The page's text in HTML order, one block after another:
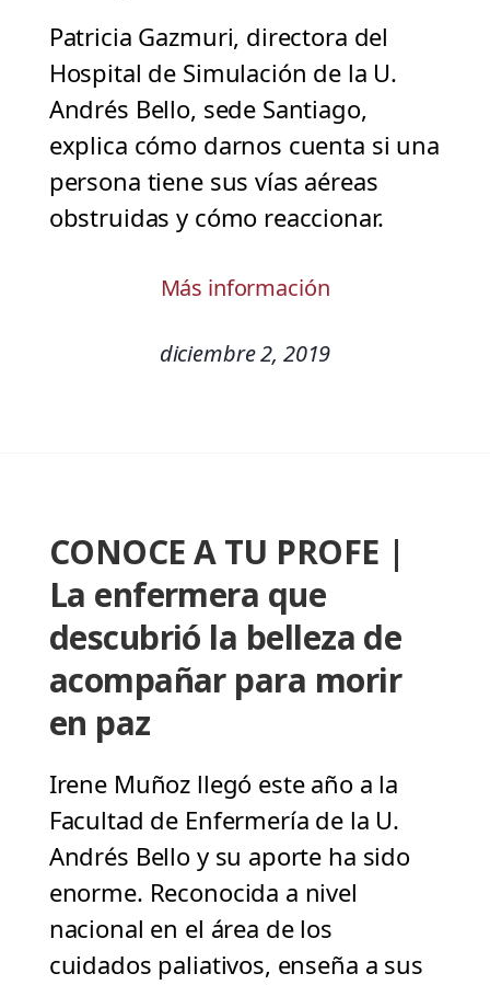
Patricia Gazmuri, directora del
Hospital de Simulación de la U.
Andrés Bello, sede Santiago,
explica cómo darnos cuenta si una
persona tiene sus vías aéreas
obstruidas y cómo reaccionar.
Más información
diciembre 2, 2019
CONOCE A TU PROFE |
La enfermera que
descubrió la belleza de
acompañar para morir
en paz
Irene Muñoz llegó este año a la
Facultad de Enfermería de la U.
Andrés Bello y su aporte ha sido
enorme. Reconocida a nivel
nacional en el área de los
cuidados paliativos, enseña a sus